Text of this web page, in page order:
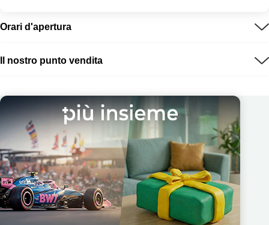
Orari d'apertura
Il nostro punto vendita